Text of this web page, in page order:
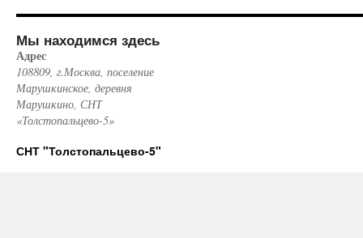
Мы находимся здесь
Адрес
108809, г.Москва, поселение
Марушкинское, деревня
Марушкино, СНТ
«Толстопальцево-5»
СНТ "Толстопальцево-5"